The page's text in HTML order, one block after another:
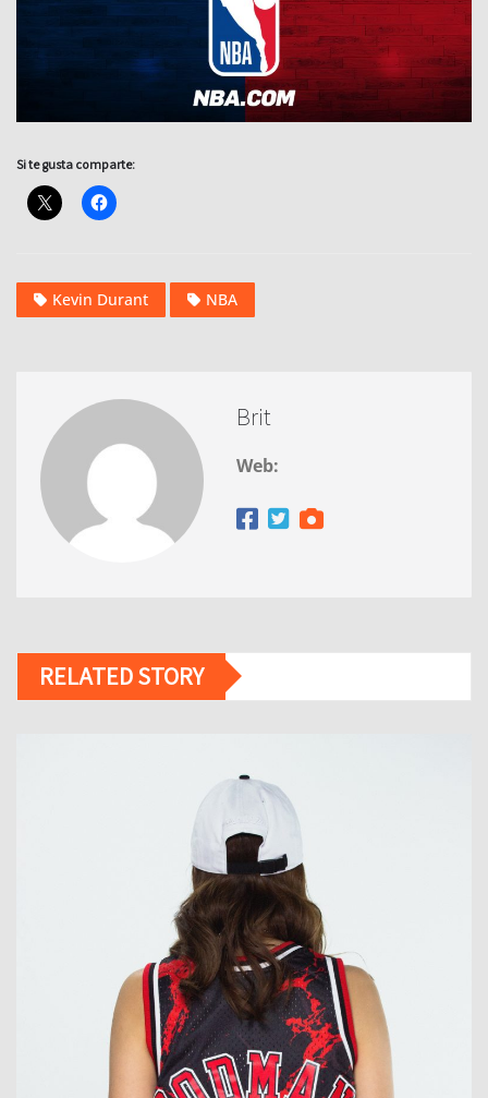
Si te gusta comparte:
Kevin Durant NBA
Brit
Web:
RELATED STORY